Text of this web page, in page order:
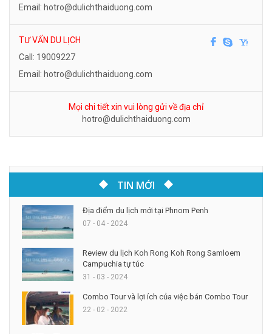
Email: hotro@dulichthaiduong.com
TƯ VẤN DU LỊCH
Call: 19009227
Email: hotro@dulichthaiduong.com
Mọi chi tiết xin vui lòng gửi về địa chỉ
hotro@dulichthaiduong.com
TIN MỚI
Địa điểm du lịch mới tại Phnom Penh
07 - 04 - 2024
Review du lịch Koh Rong Koh Rong Samloem
Campuchia tự túc
31 - 03 - 2024
Combo Tour và lợi ích của việc bán Combo Tour
22 - 02 - 2022